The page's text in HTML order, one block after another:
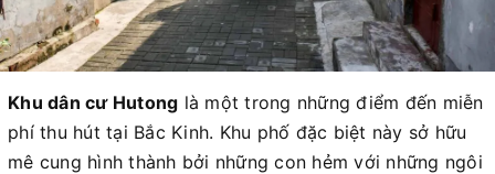
Khu dân cư Hutong là một trong những điểm đến miễn
phí thu hút tại Bắc Kinh. Khu phố đặc biệt này sở hữu
mê cung hình thành bởi những con hẻm với những ngôi